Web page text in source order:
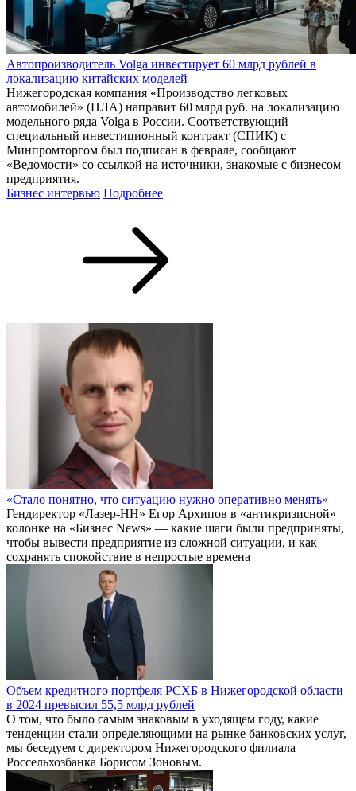
Автопроизводитель Volga инвестирует 60 млрд рублей в
локализацию китайских моделей
Нижегородская компания «Производство легковых
автомобилей» (ПЛА) направит 60 млрд руб. на локализацию
модельного ряда Volga в России. Соответствующий
специальный инвестиционный контракт (СПИК) с
Минпромторгом был подписан в феврале, сообщают
«Ведомости» со ссылкой на источники, знакомые с бизнесом
предприятия.
Бизнес интервью Подробнее
«Стало понятно, что ситуацию нужно оперативно менять»
Гендиректор «Лазер-НН» Егор Архипов в «антикризисной»
колонке на «Бизнес News» — какие шаги были предприняты,
чтобы вывести предприятие из сложной ситуации, и как
сохранять спокойствие в непростые времена
Объем кредитного портфеля РСХБ в Нижегородской области
в 2024 превысил 55,5 млрд рублей
О том, что было самым знаковым в уходящем году, какие
тенденции стали определяющими на рынке банковских услуг,
мы беседуем с директором Нижегородского филиала
Россельхозбанка Борисом Зоновым.